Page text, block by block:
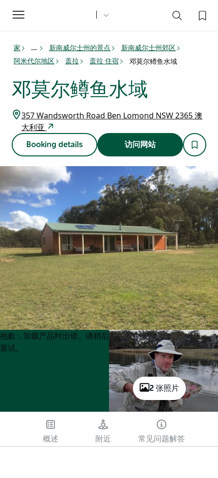
Toggle
navigation
家 ... 新南威尔士州的景点
新南威尔士州郊区
阿米代尔地区
盖拉 盖拉 住宿 邓莫尔鳟鱼水域
邓莫尔鳟鱼水域
357 Wandsworth Road Ben Lomond NSW 2365 澳
大利亚
Booking details 访问网站
2 张照片
Product
List
Product
List
抱歉，加载产品时出错。请稍后
重试。
概述 附近 常见问题解答